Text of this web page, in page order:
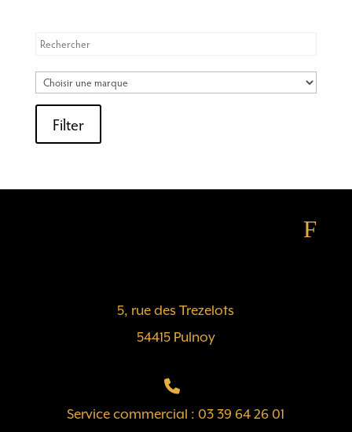
Filter
F
5, rue des Trezelots
54415 Pulnoy
Service commercial : 03 39 64 26 01